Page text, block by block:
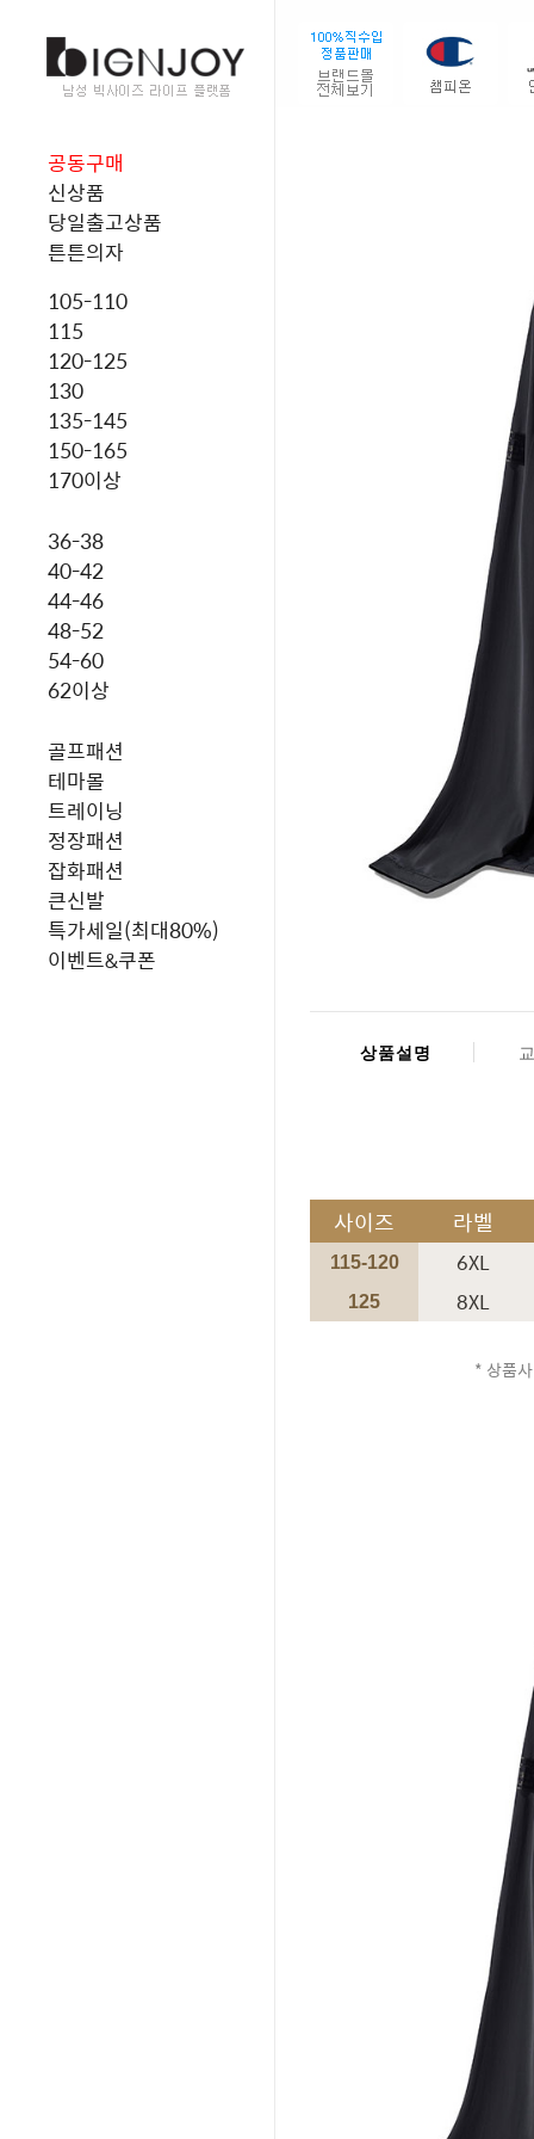
공동구매
신상품
당일출고상품
튼튼의자
105-110
115
120-125
130
135-145
150-165
170이상
36-38
40-42
44-46
48-52
54-60
62이상
골프패션
테마몰
트레이닝
정장패션
잡화패션
큰신발
특가세일(최대80%)
이벤트&쿠폰
상품설명
사이즈 라벨
115-120 6XL
125 8XL
* 상품